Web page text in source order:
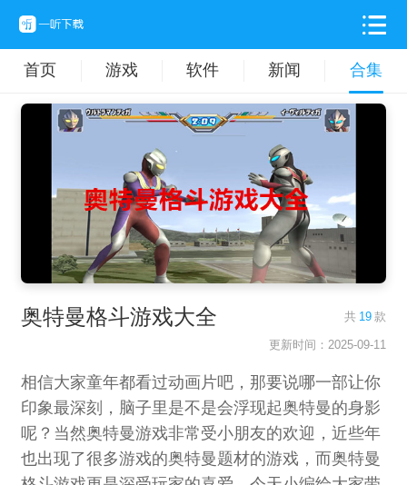
首页 游戏 软件 新闻 合集
奥特曼格斗游戏大全 共 19 款
更新时间：2025-09-11
相信大家童年都看过动画片吧，那要说哪一部让你
印象最深刻，脑子里是不是会浮现起奥特曼的身影
呢？当然奥特曼游戏非常受小朋友的欢迎，近些年
也出现了很多游戏的奥特曼题材的游戏，而奥特曼